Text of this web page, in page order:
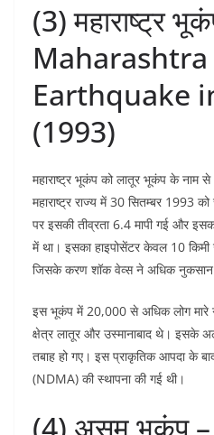
(3) महाराष्ट्र
Maharashtra
Earthquake
(1993)
महाराष्ट्र भूकंप को लातूर भूकंप के नाम
महाराष्ट्र राज्य में 30 सितम्बर 1993
पर इसकी तीव्रता 6.4 मापी गई और
में था। इसका हाइपोसेंटर केवल 10
जिसके करण शॉक वेव्स ने अधिक नुकसान
इस भूकंप में 20,000 से अधिक लोग मारे
क्षेत्र लातूर और उस्मानाबाद थे। इसके
तबाह हो गए। इस प्राकृतिक आपदा के
(NDMA) की स्थापना की गई थी।